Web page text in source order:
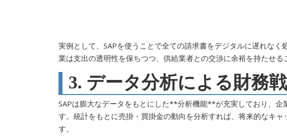
実例として、SAPを使うことで全ての請求書をデジタルに遅れな
業は支出の透明性を保ちつつ、供給業者との交渉に余裕を持たせる
3. データ分析による財務
SAPは膨大なデータをもとにした**分析機能**が充実しており、
す。統計をもとに売掛・買掛金の動向を分析すれば、将来的なキ
す。